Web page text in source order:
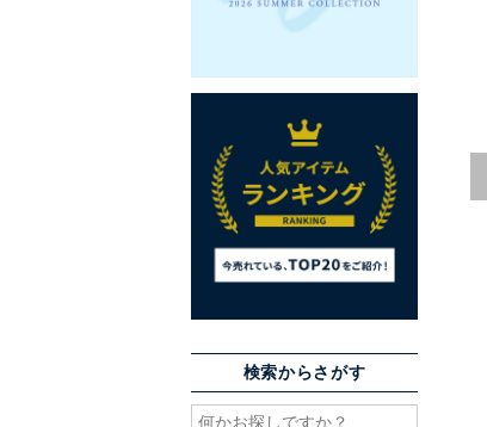
検索からさがす